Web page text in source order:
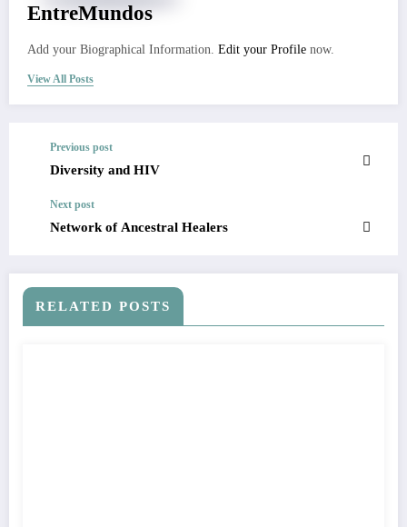
EntreMundos
Add your Biographical Information. Edit your Profile now.
View All Posts
Previous post
Diversity and HIV
Next post
Network of Ancestral Healers
RELATED POSTS